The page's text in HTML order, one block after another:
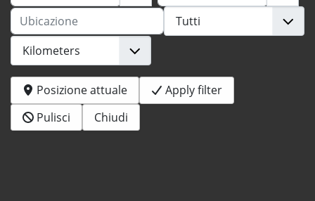
Ubicazione
Posizione attuale
Apply filter
Pulisci
Chiudi